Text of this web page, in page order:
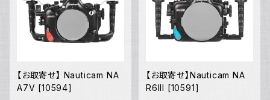
【お取寄せ】 Nauticam NA
A7V [10594]
【お取寄せ】Nauticam NA
R6III [10591]